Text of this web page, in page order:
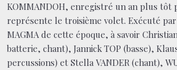
KOMMANDOH, enregistré un an plus tôt
représente le troisième volet. Exécuté
MAGMA de cette époque, à savoir
batterie, chant), Jannick TOP (basse),
percussions) et Stella VANDER (chant),